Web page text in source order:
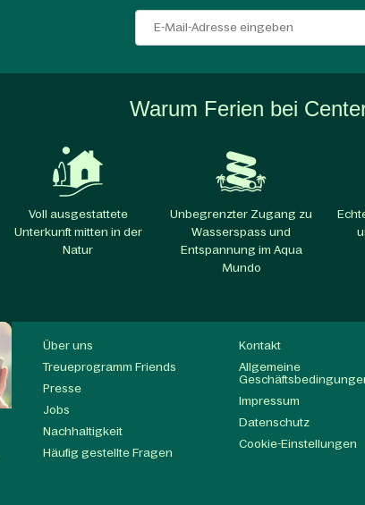
Warum Ferien bei
Voll ausgestattete
Unterkunft mitten in der
Natur
Unbegrenzter Zugang zu
Wasserspass und
Entspannung im Aqua
Mundo​
Über uns
Treueprogramm Friends
Presse
Jobs
Nachhaltigkeit
Häufig gestellte Fragen
Kontakt
Allgemeine
Impressum
Datenschutz
Cookie-Einstellungen